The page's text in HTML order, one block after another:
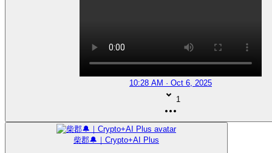
10:28 AM · Oct 6, 2025
1
柴郡🔔｜Crypto+AI Plus